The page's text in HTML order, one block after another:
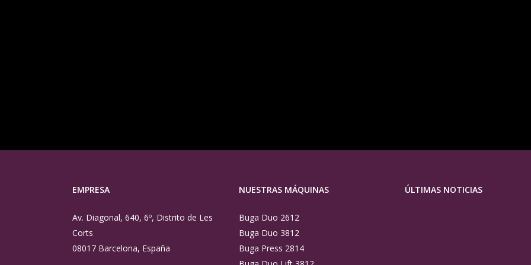
EMPRESA
Av. Diagonal, 640, 6º, Distrito de Les
Corts
08017 Barcelona, España
NUESTRAS MÁQUINAS
Buga Duo 2612
Buga Duo 3812
Buga Press 2814
ÚLTIMAS NOTICIAS